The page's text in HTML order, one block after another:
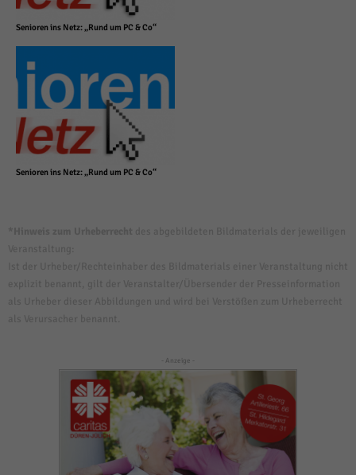
Senioren ins Netz: „Rund um PC & Co“
Senioren ins Netz: „Rund um PC & Co“
- Anzeige -